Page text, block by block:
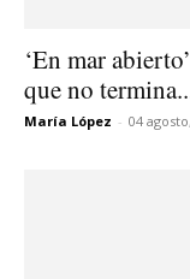
‘En mar
que no
María López - 04